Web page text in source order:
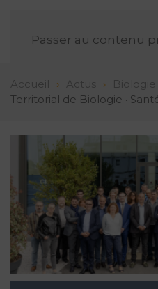
Passer au contenu
Accueil Actus Biologie
Territorial de Biologie ·